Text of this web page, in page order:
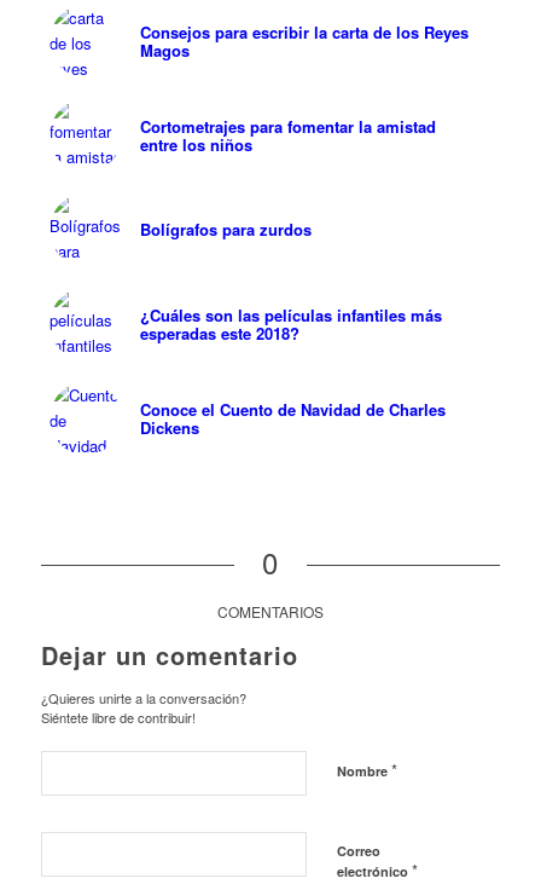
Consejos para escribir la carta de los Reyes
Magos
Cortometrajes para fomentar la amistad
entre los niños
Bolígrafos para zurdos
¿Cuáles son las películas infantiles más
esperadas este 2018?
Conoce el Cuento de Navidad de Charles
Dickens
0
COMENTARIOS
Dejar un comentario
¿Quieres unirte a la conversación?
Siéntete libre de contribuir!
Nombre *
Correo
electrónico *